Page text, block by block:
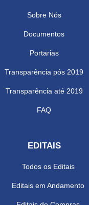
Sobre Nós
Documentos
Portarias
Transparência pós 2019
Transparência até 2019
FAQ
EDITAIS
Todos os Editais
Editais em Andamento